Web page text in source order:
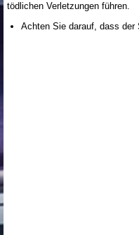
tödlichen Verletzungen führen.
Achten Sie darauf, dass